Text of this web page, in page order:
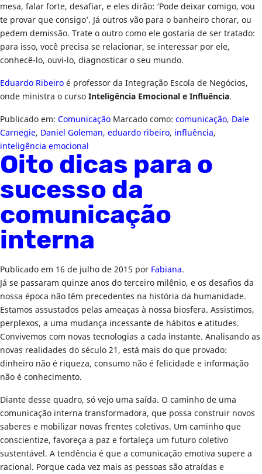
mesa, falar forte, desafiar, e eles dirão: ‘Pode deixar comigo, vou
te provar que consigo’. Já outros vão para o banheiro chorar, ou
pedem demissão. Trate o outro como ele gostaria de ser tratado:
para isso, você precisa se relacionar, se interessar por ele,
conhecê-lo, ouvi-lo, diagnosticar o seu mundo.
Eduardo Ribeiroé professor da Integração Escola de Negócios,
onde ministra o cursoInteligência Emocional e Influência.
Publicado em: Comunicação Marcado como: comunicação, Dale
Carnegie, Daniel Goleman, eduardo ribeiro, influência,
inteligência emocional
Oito dicas para o
sucesso da
comunicação
interna
Publicado em 16 de julho de 2015 por Fabiana.
Já se passaram quinze anos do terceiro milênio, e os desafios da
nossa época não têm precedentes na história da humanidade.
Estamos assustados pelas ameaças à nossa biosfera. Assistimos,
perplexos, a uma mudança incessante de hábitos e atitudes.
Convivemos com novas tecnologias a cada instante. Analisando as
novas realidades do século 21, está mais do que provado:
dinheiro não é riqueza, consumo não é felicidade e informação
não é conhecimento.
Diante desse quadro, só vejo uma saída. O caminho de uma
comunicação interna transformadora, que possa construir novos
saberes e mobilizar novas frentes coletivas. Um caminho que
conscientize, favoreça a paz e fortaleça um futuro coletivo
sustentável. A tendência é que a comunicação emotiva supere a
racional. Porque cada vez mais as pessoas são atraídas e